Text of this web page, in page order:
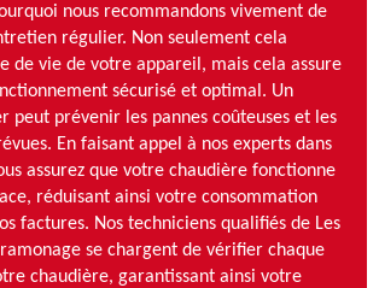
nous recommandons vivement de
régulier. Non seulement cela
de vie de votre appareil, mais cela assure
sécurisé et optimal. Un
peut prévenir les pannes coûteuses et les
En faisant appel à nos experts dans
assurez que votre chaudière fonctionne
réduisant ainsi votre consommation
factures. Nos techniciens qualifiés de Les
se chargent de vérifier chaque
chaudière, garantissant ainsi votre